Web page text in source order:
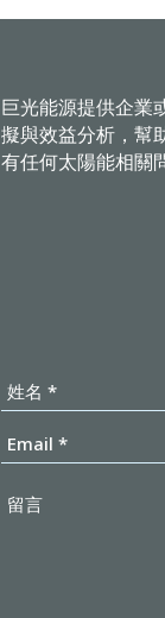
巨光能源提供企業
擬與效益分析，幫
有任何太陽能相關